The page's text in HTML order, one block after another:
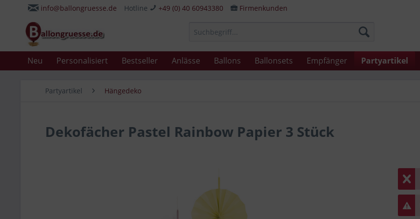
info@ballongruesse.de Hotline +49 (0) 40 60943380 Firmenkunden
Neu Personalisiert Bestseller Anlässe Ballons Ballonsets Empfänger Partyartikel
Partyartikel Hängedeko
Dekofächer Pastel Rainbow Papier 3 Stück